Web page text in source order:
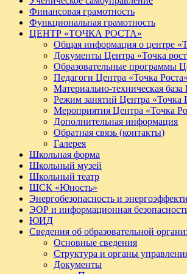
Финансовая грамотность
Функциональная грамотность
ЦЕНТР «ТОЧКА РОСТА»
Общая информация о центре
Документы Центра «Точка
Образовательные программы
Педагоги Центра «Точка Роста»
Материально-техническая
Режим занятий Центра «Точка
Мероприятия Центра «Точка
Дополнительная информация
Обратная связь (контакты)
Галерея
Школьная форма
Школьный музей
Школьный театр
ШСК «Юность»
Энергобезопасность и
ЭОР и информационная
ЮИД
Сведения об образовательной
Основные сведения
Структура и органы
Документы